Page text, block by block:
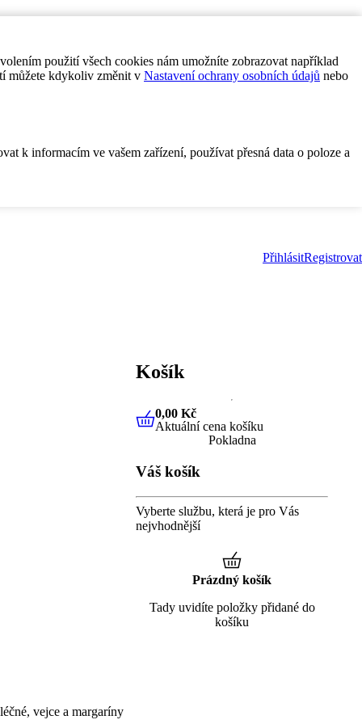
použití všech cookies nám umožníte zobrazovat například
můžete kdykoliv změnit v Nastavení ochrany osobních údajů nebo
k informacím ve vašem zařízení, používat přesná data o poloze a
PřihlásitRegistrovat
vejce a margaríny
Košík
0,00 KčAktuální cena košíku
0,00 Kč
Aktuální cena košíku
Pokladna
Váš košík
Vyberte službu, která je pro Vás
nejvhodnější
Prázdný košík
Tady uvidíte položky přidané do
košíku